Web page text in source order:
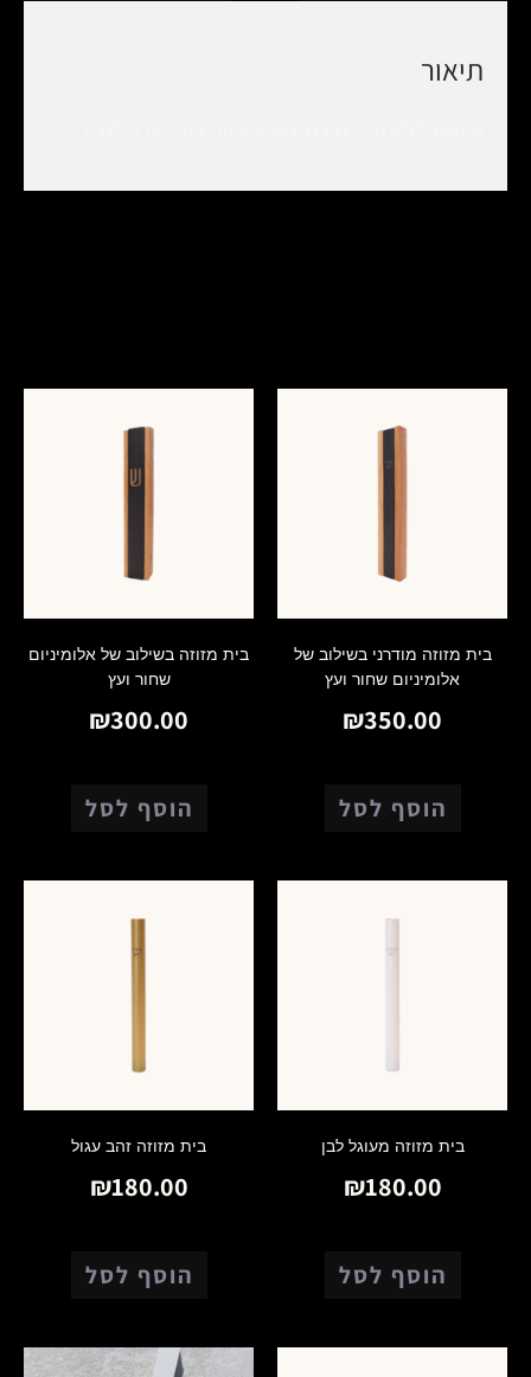
תיאור
בית מזוזה מודרני בשילוב של
אלומיניום שחור ועץ
₪350.00
הוסף לסל
בית מזוזה בשילוב של אלומיניום
שחור ועץ
₪300.00
הוסף לסל
בית מזוזה מעוגל לבן
₪180.00
הוסף לסל
בית מזוזה זהב עגול
₪180.00
הוסף לסל